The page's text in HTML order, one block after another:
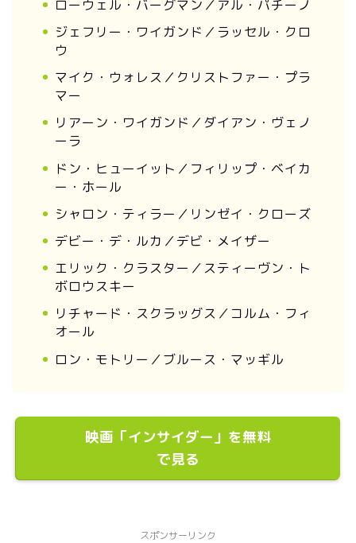
ローウェル・バーグマン／アル・パチーノ
ジェフリー・ワイガンド／ラッセル・クロ
ウ
マイク・ウォレス／クリストファー・プラ
マー
リアーン・ワイガンド／ダイアン・ヴェノ
ーラ
ドン・ヒューイット／フィリップ・ベイカ
ー・ホール
シャロン・ティラー／リンゼイ・クローズ
デビー・デ・ルカ／デビ・メイザー
エリック・クラスター／スティーヴン・ト
ボロウスキー
リチャード・スクラッグス／コルム・フィ
オール
ロン・モトリー／ブルース・マッギル
映画「インサイダー」を無料
で見る
スポンサーリンク